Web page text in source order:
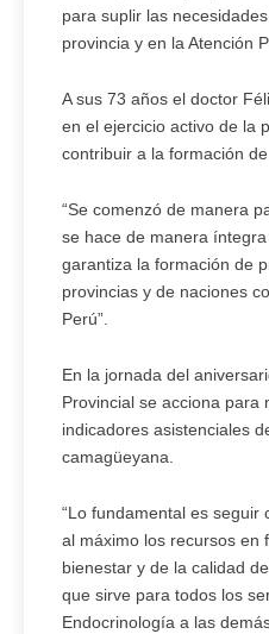
para suplir las
provincia y en la Atención
A sus 73 años el doctor
en el ejercicio activo de la
contribuir a la formación
“Se comenzó de manera
se hace de manera
garantiza la formación de
provincias y de naciones
Perú”.
En la jornada del
Provincial se acciona para
indicadores asistenciales
camagüeyana.
“Lo fundamental es seguir
al máximo los recursos en
bienestar y de la calidad
que sirve para todos los
Endocrinología a las